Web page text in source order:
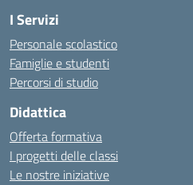
I Servizi
Personale scolastico
Famiglie e studenti
Percorsi di studio
Didattica
Offerta formativa
I progetti delle classi
Le nostre iniziative